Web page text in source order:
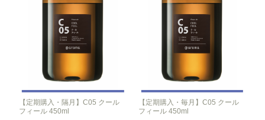
【定期購入・隔月】C05 クール
フィール 450ml
【定期購入・毎月】C05 クール
フィール 450ml